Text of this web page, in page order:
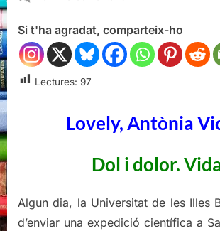
Antònia
Vicens
Si t'ha agradat, comparteix-ho
Lectures: 97
Lovely, Antònia
Dol i dolor.
Algun dia, la Universitat de les Illes
d’enviar una expedició científica a